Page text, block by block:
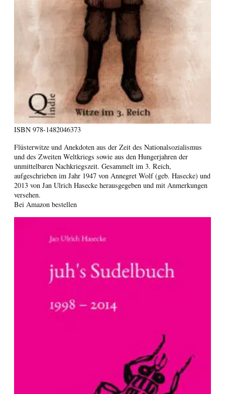
ISBN 978-1482046373
Flüsterwitze und Anekdoten aus der Zeit des Nationalsozialismus
und des Zweiten Weltkriegs sowie aus den Hungerjahren der
unmittelbaren Nachkriegszeit. Gesammelt im 3. Reich,
aufgeschrieben im Jahr 1947 von Annegret Wolf (geb. Hasecke) und
2013 von Jan Ulrich Hasecke herausgegeben und mit Anmerkungen
versehen.
Bei Amazon bestellen